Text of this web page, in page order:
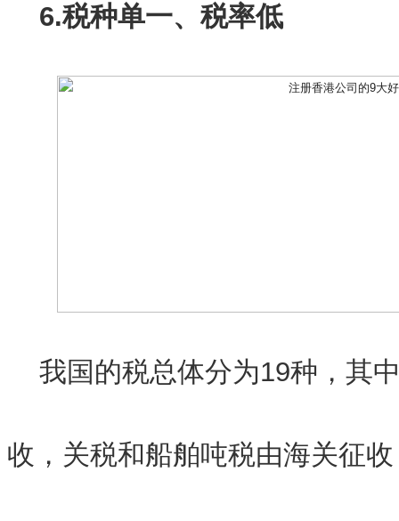
6.税种单一、税率低
我国的税总体分为19种，其
收，关税和船舶吨税由海关征